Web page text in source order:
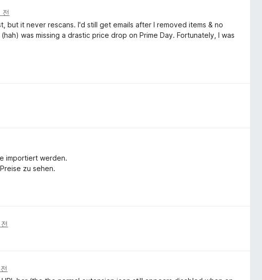
전
but it never rescans. I'd still get emails after I removed items & no
was missing a drastic price drop on Prime Day. Fortunately, I was
importiert werden.
zu sehen.